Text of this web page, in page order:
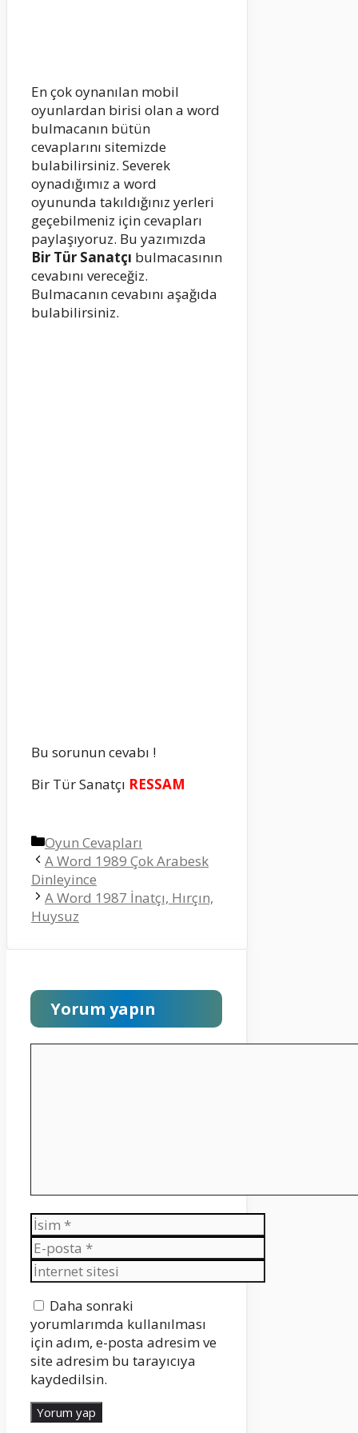
En çok oynanılan mobil
oyunlardan birisi olan a word
bulmacanın bütün
cevaplarını sitemizde
bulabilirsiniz. Severek
oynadığımız a word
oyununda takıldığınız yerleri
geçebilmeniz için cevapları
paylaşıyoruz. Bu yazımızda
Bir Tür Sanatçı bulmacasının
cevabını vereceğiz.
Bulmacanın cevabını aşağıda
bulabilirsiniz.
Bu sorunun cevabı !
Bir Tür Sanatçı RESSAM
Kategoriler
Oyun Cevapları
A Word 1989 Çok Arabesk
Dinleyince
A Word 1987 İnatçı, Hırçın,
Huysuz
Yorum yapın
İsim
E-
posta
İnternet
sitesi
Daha sonraki
yorumlarımda kullanılması
için adım, e-posta adresim ve
site adresim bu tarayıcıya
kaydedilsin.